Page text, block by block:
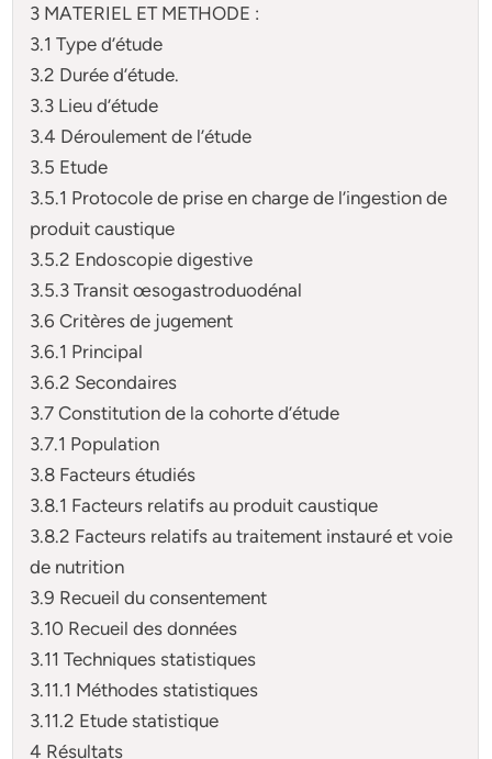
3 MATERIEL ET METHODE :
3.1 Type d’étude
3.2 Durée d’étude.
3.3 Lieu d’étude
3.4 Déroulement de l’étude
3.5 Etude
3.5.1 Protocole de prise en charge de l’ingestion de
produit caustique
3.5.2 Endoscopie digestive
3.5.3 Transit œsogastroduodénal
3.6 Critères de jugement
3.6.1 Principal
3.6.2 Secondaires
3.7 Constitution de la cohorte d’étude
3.7.1 Population
3.8 Facteurs étudiés
3.8.1 Facteurs relatifs au produit caustique
3.8.2 Facteurs relatifs au traitement instauré et voie
de nutrition
3.9 Recueil du consentement
3.10 Recueil des données
3.11 Techniques statistiques
3.11.1 Méthodes statistiques
3.11.2 Etude statistique
4 Résultats